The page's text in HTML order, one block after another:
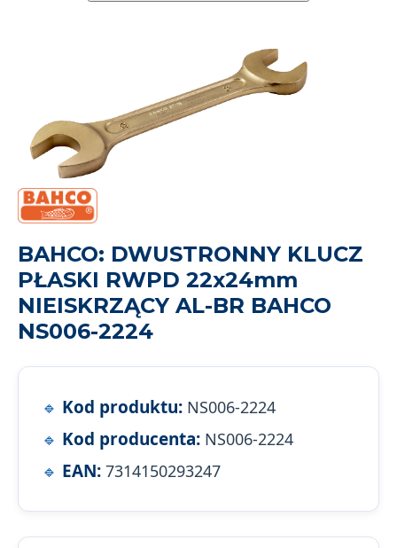
BAHCO: DWUSTRONNY KLUCZ
PŁASKI RWPD 22x24mm
NIEISKRZĄCY AL-BR BAHCO
NS006-2224
Kod produktu: NS006-2224
Kod producenta: NS006-2224
EAN: 7314150293247